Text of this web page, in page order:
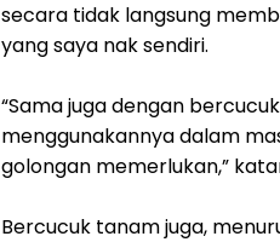
secara tidak langsung
yang saya nak sendiri.
“Sama juga dengan
menggunakannya dalam
golongan memerlukan,”
Bercucuk tanam juga,